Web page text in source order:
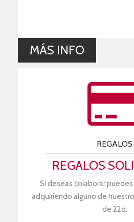
MÁS INFO
REGALOS
REGALOS
Si deseas colaborar
adquiriendo alguno de
de 22q.